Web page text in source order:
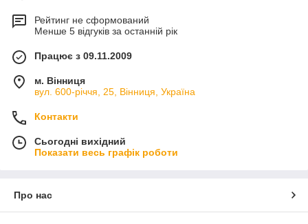
Рейтинг не сформований
Менше 5 відгуків за останній рік
Працює з 09.11.2009
м. Вінниця
вул. 600-річчя, 25, Вінниця, Україна
Контакти
Сьогодні вихідний
Показати весь графік роботи
Про нас